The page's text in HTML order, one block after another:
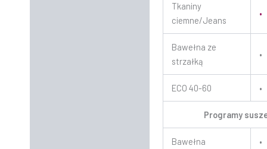
Tkaniny
ciemne/Jeans
•
Bawełna ze
strzałką
•
ECO 40-60 •
Programy
Bawełna •